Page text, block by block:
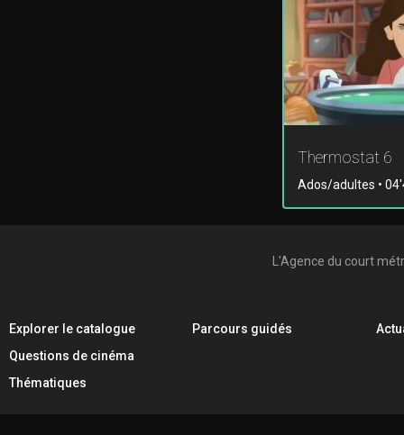
Thermostat 6
Ados/adultes •
L'Agence du court
Explorer le catalogue
Questions de cinéma
Thématiques
Parcours guidés